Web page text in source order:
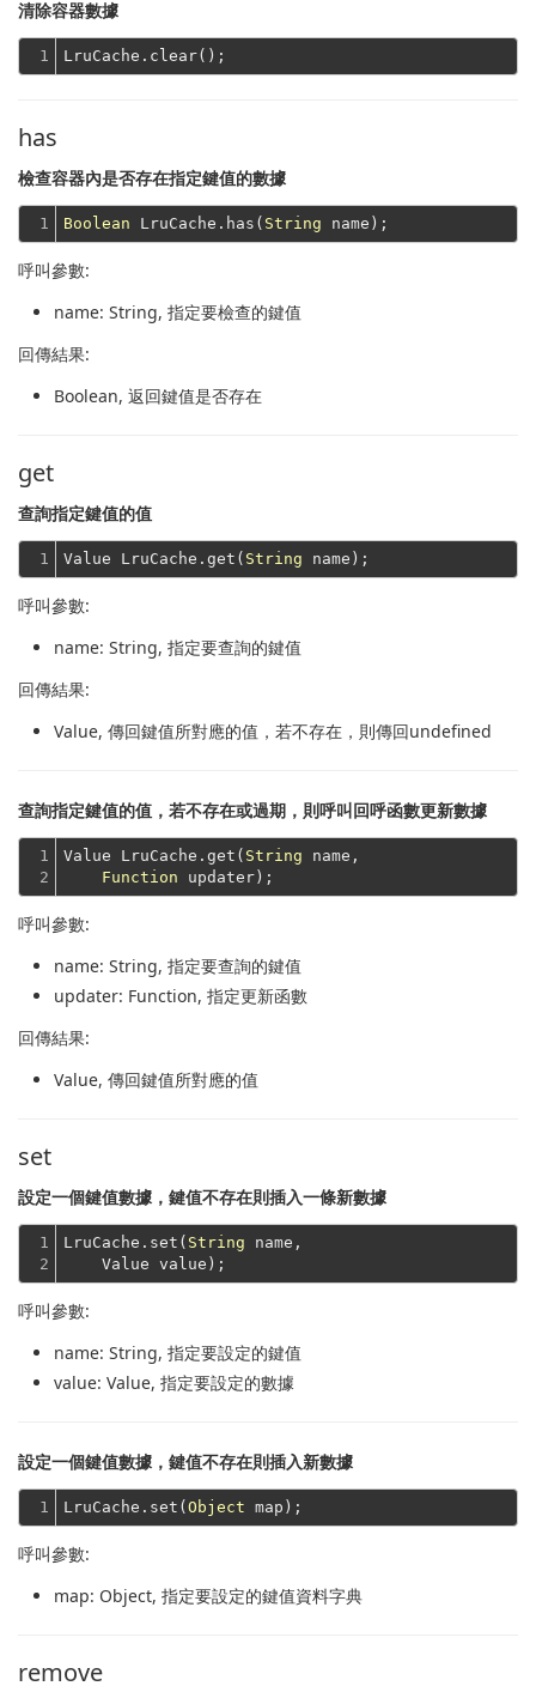
清除容器數據
1
has
檢查容器內是否存在指定鍵值的數據
1 Boolean LruCache.has( String
呼叫參數:
name: String, 指定要檢查的鍵值
回傳結果:
Boolean, 返回鍵值是否存在
get
查詢指定鍵值的值
1 Value LruCache.get( String
呼叫參數:
name: String, 指定要查詢的鍵值
回傳結果:
Value, 傳回鍵值所對應的值，若不存在，則傳回undefined
查詢指定鍵值的值，若不存在或過期，則呼叫回呼函數更新數據
1
2
Value LruCache.get( String name,
Function
呼叫參數:
name: String, 指定要查詢的鍵值
updater: Function, 指定更新函數
回傳結果:
Value, 傳回鍵值所對應的值
set
設定一個鍵值數據，鍵值不存在則插入一條新數據
1
2
LruCache.set( String name,
    Value value);
呼叫參數:
name: String, 指定要設定的鍵值
value: Value, 指定要設定的數據
設定一個鍵值數據，鍵值不存在則插入新數據
1 LruCache.set( Object
呼叫參數:
map: Object, 指定要設定的鍵值資料字典
remove